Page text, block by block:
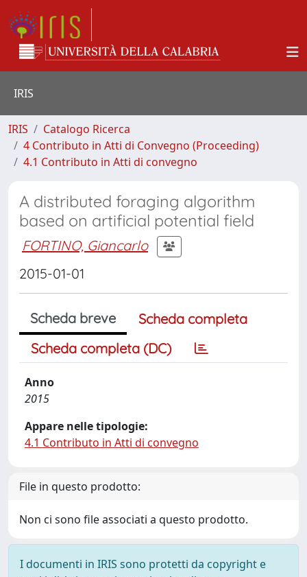
IRIS
IRIS
Catalogo Ricerca
4 Contributo in Atti di Convegno (Proceeding)
4.1 Contributo in Atti di convegno
A distributed foraging algorithm
based on artificial potential field
FORTINO, Giancarlo
2015-01-01
Scheda breve
Scheda completa
Scheda completa (DC)
Anno
2015
Appare nelle tipologie:
4.1 Contributo in Atti di convegno
File in questo prodotto:
Non ci sono file associati a questo prodotto.
I documenti in IRIS sono protetti da copyright e